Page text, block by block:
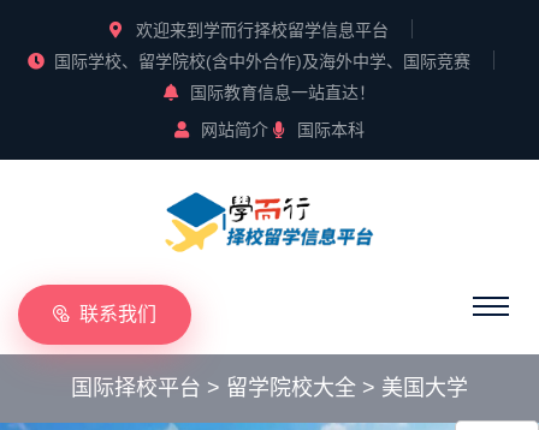
欢迎来到学而行择校留学信息平台
国际学校、留学院校(含中外合作)及海外中学、国际竞赛
国际教育信息一站直达！
网站简介
国际本科
联系我们
国际择校平台 > 留学院校大全 > 美国大学